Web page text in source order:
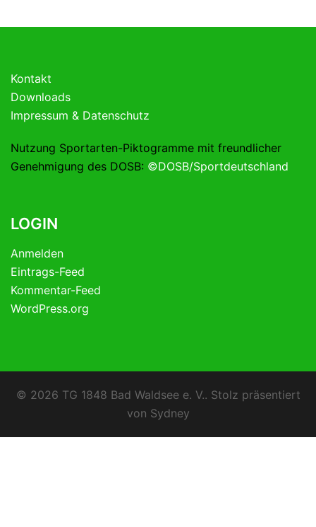
Kontakt
Downloads
Impressum & Datenschutz
Nutzung Sportarten-Piktogramme mit freundlicher
Genehmigung des DOSB: ©DOSB/Sportdeutschland
LOGIN
Anmelden
Eintrags-Feed
Kommentar-Feed
WordPress.org
© 2026 TG 1848 Bad Waldsee e. V.. Stolz präsentiert
von Sydney